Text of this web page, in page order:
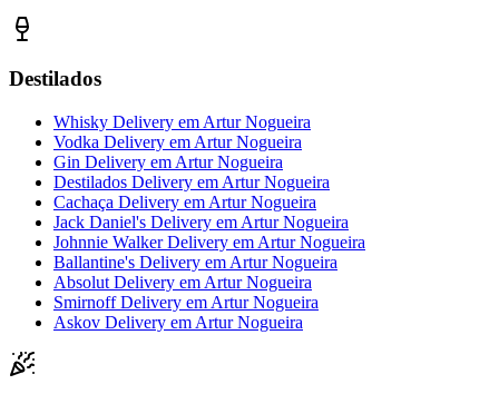
Destilados
Whisky Delivery em Artur Nogueira
Vodka Delivery em Artur Nogueira
Gin Delivery em Artur Nogueira
Destilados Delivery em Artur Nogueira
Cachaça Delivery em Artur Nogueira
Jack Daniel's Delivery em Artur Nogueira
Johnnie Walker Delivery em Artur Nogueira
Ballantine's Delivery em Artur Nogueira
Absolut Delivery em Artur Nogueira
Smirnoff Delivery em Artur Nogueira
Askov Delivery em Artur Nogueira